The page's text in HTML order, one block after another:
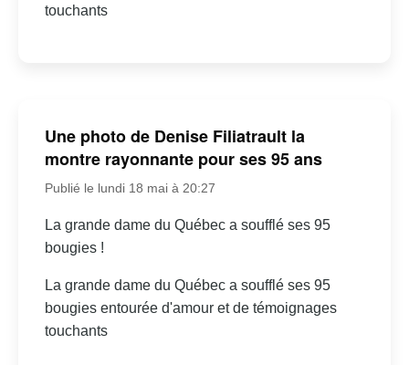
touchants
Une photo de Denise Filiatrault la
montre rayonnante pour ses 95 ans
Publié le lundi 18 mai à 20:27
La grande dame du Québec a soufflé ses 95
bougies !
La grande dame du Québec a soufflé ses 95
bougies entourée d'amour et de témoignages
touchants